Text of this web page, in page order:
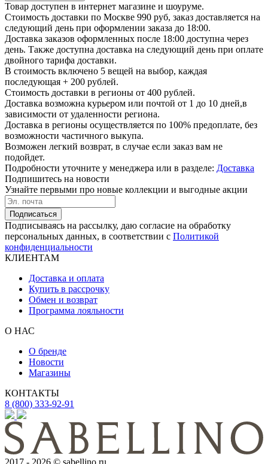
Товар доступен в интернет магазине и шоуруме.
Стоимость доставки по Москве 990 руб, заказ доставляется на
следующий день при оформлении заказа до 18:00.
Доставка заказов оформленных после 18:00 доступна через
день. Также доступна доставка на следующий день при оплате
двойного тарифа доставки.
В стоимость включено 5 вещей на выбор, каждая
последующая + 200 рублей.
Стоимость доставки в регионы от 400 рублей.
Доставка возможна курьером или почтой от 1 до 10 дней,в
зависимости от удаленности региона.
Доставка в регионы осуществляется по 100% предоплате, без
возможности частичного выкупа.
Возможен легкий возврат, в случае если заказ вам не
подойдет.
Подробности уточните у менеджера или в разделе: Доставка
Подпишитесь на новости
Узнайте первыми про новые коллекции и выгодные акции
Подписаться
Подписываясь на рассылку, даю согласие на обработку
персональных данных, в соответствии с Политикой
конфиденциальности
КЛИЕНТАМ
Доставка и оплата
Купить в рассрочку
Обмен и возврат
Программа лояльности
О НАС
О бренде
Новости
Магазины
КОНТАКТЫ
8 (800) 333-92-91
2017 - 2026 © sabellino.ru